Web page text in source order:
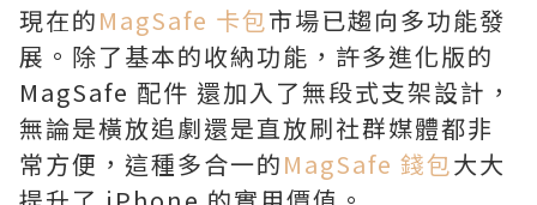
現在的MagSafe 卡包市場已趨向多功能發
展。除了基本的收納功能，許多進化版的
MagSafe 配件 還加入了無段式支架設計，
無論是橫放追劇還是直放刷社群媒體都非
常方便，這種多合一的MagSafe 錢包大大